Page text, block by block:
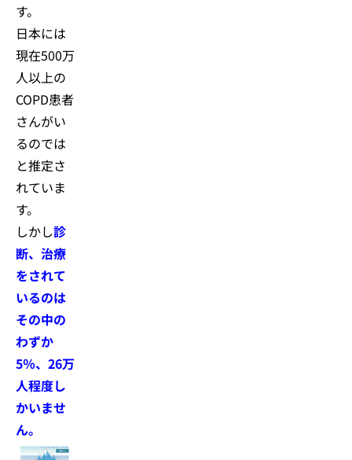
す。
日本には
現在500万
人以上の
COPD患者
さんがい
るのでは
と推定さ
れていま
す。
しかし診
断、治療
をされて
いるのは
その中の
わずか
5％、26万
人程度し
かいませ
ん。